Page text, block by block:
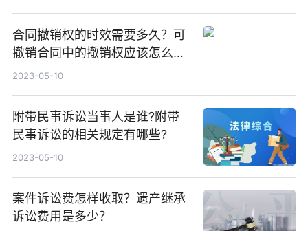
合同撤销权的时效需要多久？可
撤销合同中的撤销权应该怎么行
使？
2023-05-10
附带民事诉讼当事人是谁?附带
民事诉讼的相关规定有哪些?
2023-05-10
案件诉讼费怎样收取？遗产继承
诉讼费用是多少？